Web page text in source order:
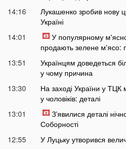
14:16
Лукашенко зробив нову
Україні
14:01
У популярному
продають зелене м'ясо:
13:51
Українцям доведеться
у чому причина
13:30
На заході України у ТЦК
у чоловіків: деталі
13:01
Зʼявилися деталі
Соборності
12:55
У Луцьку утворився